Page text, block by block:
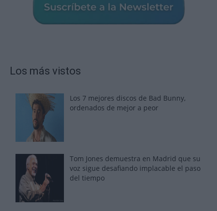
Los más vistos
Los 7 mejores discos de Bad Bunny,
ordenados de mejor a peor
Tom Jones demuestra en Madrid que su
voz sigue desafiando implacable el paso
del tiempo